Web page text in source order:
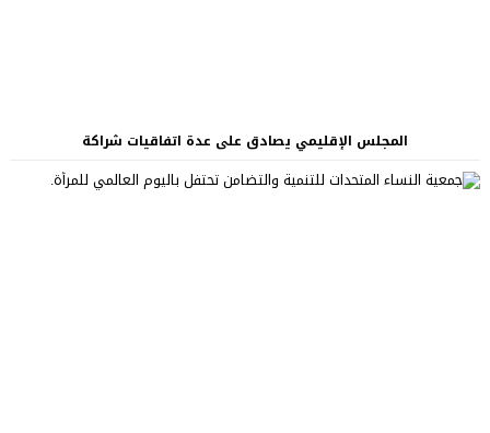
المجلس الإقليمي يصادق على عدة اتفاقيات شراكة